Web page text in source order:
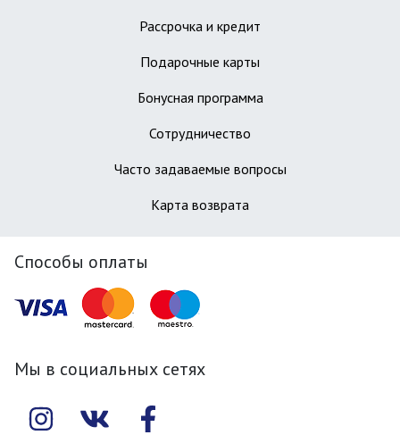
Рассрочка и кредит
Подарочные карты
Бонусная программа
Сотрудничество
Часто задаваемые вопросы
Карта возврата
Способы оплаты
Мы в социальных сетях